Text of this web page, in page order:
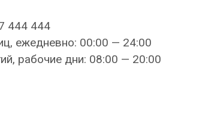
444 444
ежедневно: 00:00 — 24:00
рабочие дни: 08:00 — 20:00